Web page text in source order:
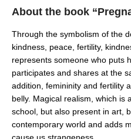
About the book
Through the symbolism of the
kindness, peace, fertility,
represents someone who puts
participates and shares at the
addition, femininity and fertility
belly. Magical realism, which is
school, but also present in art,
contemporary world and adds
cause us strangeness.